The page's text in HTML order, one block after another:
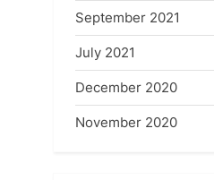
September 2021
July 2021
December 2020
November 2020